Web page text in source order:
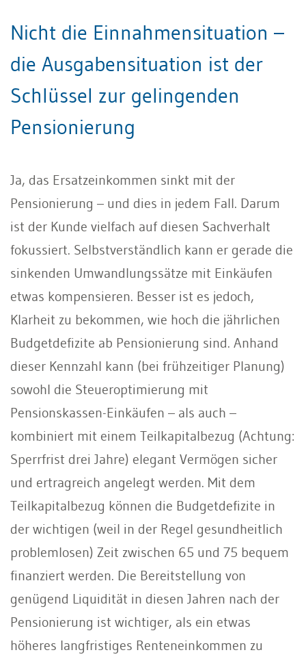
Nicht die Einnahmensituation –
die Ausgabensituation ist der
Schlüssel zur gelingenden
Pensionierung
Ja, das Ersatzeinkommen sinkt mit der
Pensionierung – und dies in jedem Fall. Darum
ist der Kunde vielfach auf diesen Sachverhalt
fokussiert. Selbstverständlich kann er gerade die
sinkenden Umwandlungssätze mit Einkäufen
etwas kompensieren. Besser ist es jedoch,
Klarheit zu bekommen, wie hoch die jährlichen
Budgetdefizite ab Pensionierung sind. Anhand
dieser Kennzahl kann (bei frühzeitiger Planung)
sowohl die Steueroptimierung mit
Pensionskassen-Einkäufen – als auch –
kombiniert mit einem Teilkapitalbezug (Achtung:
Sperrfrist drei Jahre) elegant Vermögen sicher
und ertragreich angelegt werden. Mit dem
Teilkapitalbezug können die Budgetdefizite in
der wichtigen (weil in der Regel gesundheitlich
problemlosen) Zeit zwischen 65 und 75 bequem
finanziert werden. Die Bereitstellung von
genügend Liquidität in diesen Jahren nach der
Pensionierung ist wichtiger, als ein etwas
höheres langfristiges Renteneinkommen zu